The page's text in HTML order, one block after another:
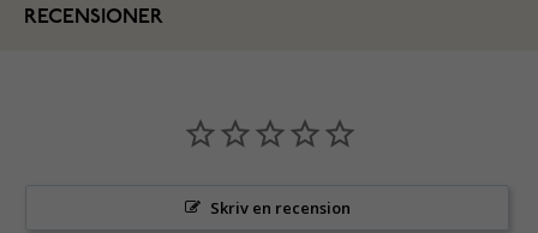
RECENSIONER
Skriv en recension